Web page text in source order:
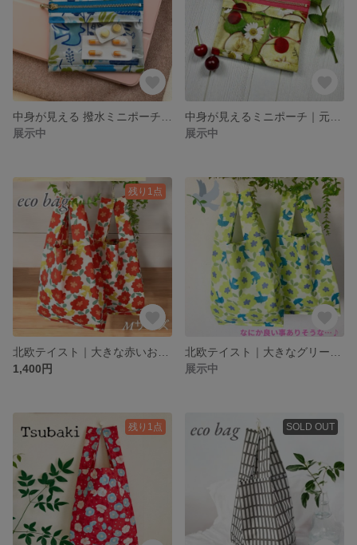
展示中
展示中
残り1点
1,400円
展示中
残り1点 SOLD OUT